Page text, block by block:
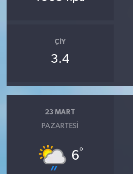
ÇIY
3.4
23 MART
PAZARTESI
6°